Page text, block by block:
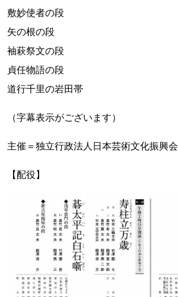
敷妙使者の段
矢の根の段
袖萩祭文の段
貞任物語の段
道行千里の岩田帯
（字幕表示がございます）
主催＝独立行政法人日本芸術文化振興会
【配役】